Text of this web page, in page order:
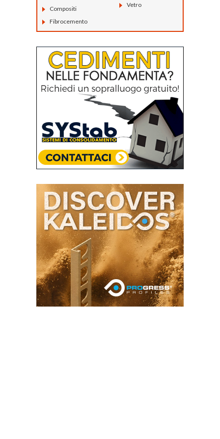
Compositi
Fibrocemento
Vetro